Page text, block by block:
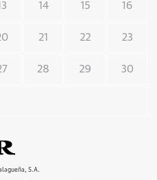
14 15 16
21 22 23
28 29 30
S.A.